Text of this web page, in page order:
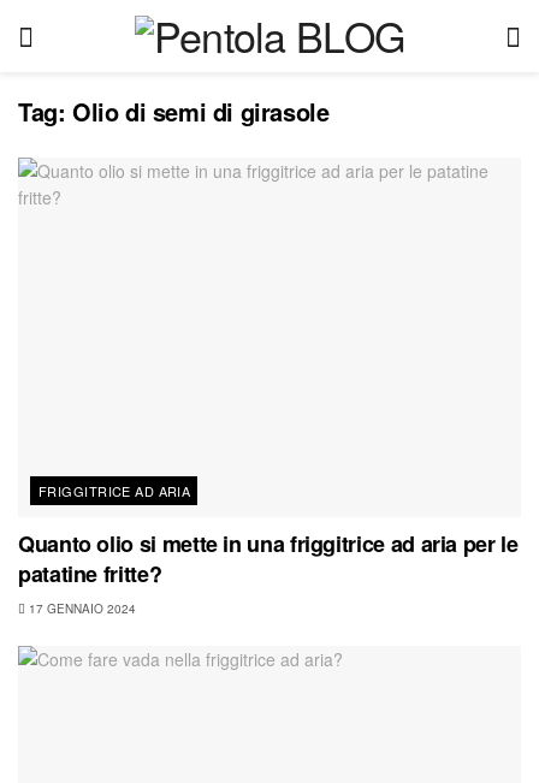
Tag: Olio di semi di girasole
FRIGGITRICE AD ARIA
Quanto olio si mette in una friggitrice ad aria per le
patatine fritte?
17 GENNAIO 2024